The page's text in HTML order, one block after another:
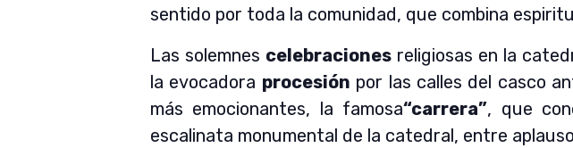
sentido por toda la comunidad, que combina
Las solemnes celebraciones religiosas en la
la evocadora procesión por las calles del casco
más emocionantes, la famosa“carrera”, que
escalinata monumental de la catedral, entre